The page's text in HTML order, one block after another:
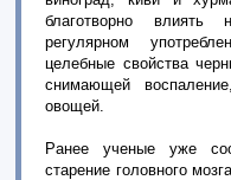
благотворно
регулярном
целебные свойства
снимающей
овощей.
Ранее ученые уже
старение головного